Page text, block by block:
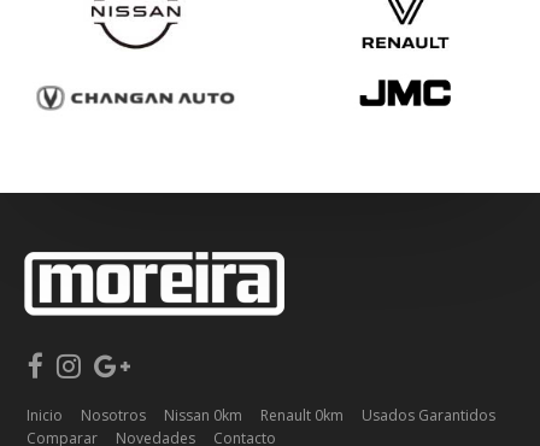
Inicio Nosotros Nissan 0km Renault 0km
Usados Garantidos
Comparar
Novedades Contacto